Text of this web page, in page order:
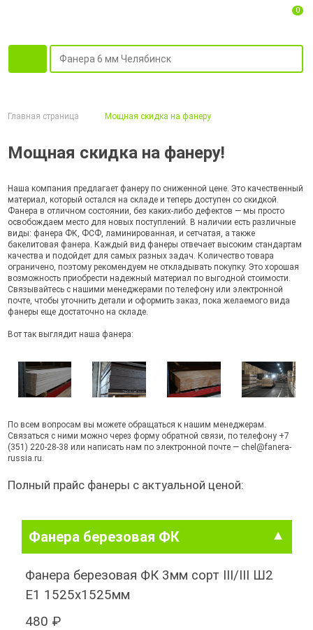
0
Главная страница Мощная скидка на фанеру
Мощная скидка на фанеру!
Наша компания предлагает фанеру по сниженной цене. Это качественный
материал, который остался на складе и теперь доступен со скидкой.
Фанера в отличном состоянии, без каких-либо дефектов — мы просто
освобождаем место для новых поступлений. В наличии есть различные
виды: фанера ФК, ФСФ, ламинированная, и сетчатая, а также
бакелитовая фанера. Каждый вид фанеры отвечает высоким стандартам
качества и подойдет для самых разных задач. Количество товара
ограничено, поэтому рекомендуем не откладывать покупку. Это хорошая
возможность приобрести надежный материал по выгодной стоимости.
Связывайтесь с нашими менеджерами по телефону или электронной
почте, чтобы уточнить детали и оформить заказ, пока желаемого вида
фанеры еще достаточно на складе.
Вот так выглядит наша фанера:
По всем вопросам вы можете обращаться к нашим менеджерам.
Связаться с ними можно через форму обратной связи, по телефону +7
(351) 220-28-38 или написать нам по электронной почте — chel@fanera-
russia.ru.
Полный прайс фанеры с актуальной ценой:
Фанера березовая ФК
Фанера березовая ФК 3мм сорт III/III Ш2
Е1 1525х1525мм
480 ₽